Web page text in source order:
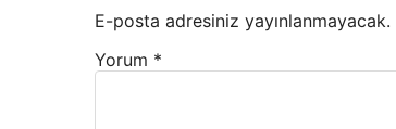
E-posta adresiniz yayınlanmayacak.
Yorum *